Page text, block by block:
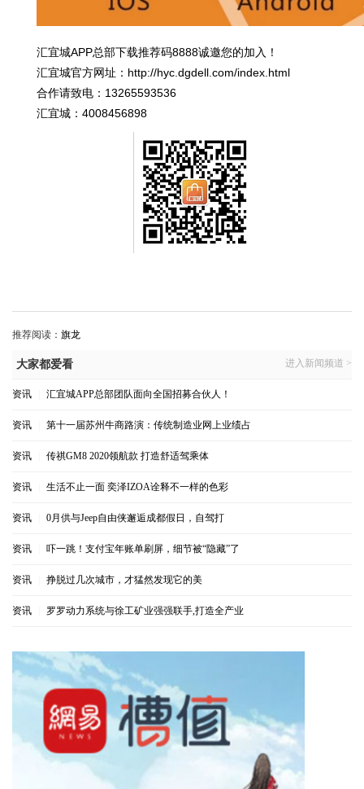
汇宜城APP总部下载推荐码8888诚邀您的加入！
汇宜城官方网址：http://hyc.dgdell.com/index.html
合作请致电：13265593536
汇宜城：4008456898
推荐阅读： 旗龙
大家都爱看 进入新闻频道 >
资讯 汇宜城APP总部团队面向全国招募合伙人！
资讯 第十一届苏州牛商路演：传统制造业网上业绩占
资讯 传祺GM8 2020领航款 打造舒适驾乘体
资讯 生活不止一面 奕泽IZOA诠释不一样的色彩
资讯 0月供与Jeep自由侠邂逅成都假日，自驾打
资讯 吓一跳！支付宝年账单刷屏，细节被“隐藏”了
资讯 挣脱过几次城市，才猛然发现它的美
资讯 罗罗动力系统与徐工矿业强强联手,打造全产业